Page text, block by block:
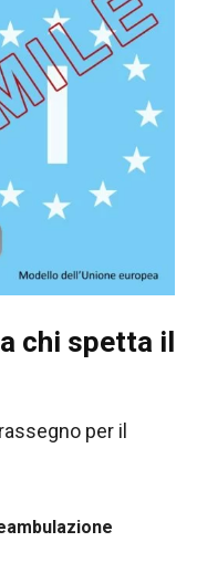
chi spetta il
per il